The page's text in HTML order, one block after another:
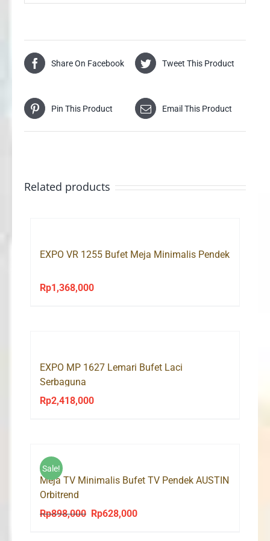
Share On Facebook Tweet This Product
Pin This Product Email This Product
Related products
EXPO VR 1255 Bufet Meja Minimalis Pendek
Rp1,368,000
EXPO MP 1627 Lemari Bufet Laci
Serbaguna
Rp2,418,000
Sale!
Meja TV Minimalis Bufet TV Pendek AUSTIN
Orbitrend
Rp898,000
Original
Rp628,000Current